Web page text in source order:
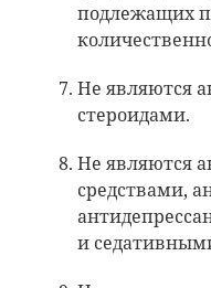
подлежащих
Не являются
стероидами.
Не являются
средствами,
и